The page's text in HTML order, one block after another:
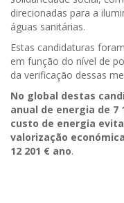
direcionadas para a
águas sanitárias.
Estas candidaturas
em função do nível de
da verificação dessas
No global destas
anual de energia de 7
custo de energia
valorização
12 201 € ano.